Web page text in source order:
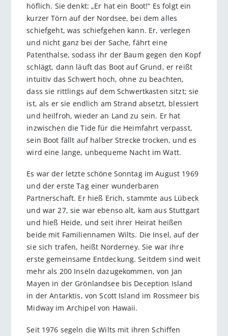
höflich. Sie denkt: „Er hat ein Boot!“ Es folgt ein
kurzer Törn auf der Nordsee, bei dem alles
schiefgeht, was schiefgehen kann. Er, verlegen
und nicht ganz bei der Sache, fährt eine
Patenthalse, sodass ihr der Baum gegen den Kopf
schlägt, dann läuft das Boot auf Grund, er reißt
intuitiv das Schwert hoch, ohne zu beachten,
dass sie rittlings auf dem Schwertkasten sitzt; sie
ist, als er sie endlich am Strand absetzt, blessiert
und heilfroh, wieder an Land zu sein. Er hat
inzwischen die Tide für die Heimfahrt verpasst,
sein Boot fällt auf halber Strecke trocken, und es
wird eine lange, unbequeme Nacht im Watt.
Es war der letzte schöne Sonntag im August 1969
und der erste Tag einer wunderbaren
Partnerschaft. Er hieß Erich, stammte aus Lübeck
und war 27, sie war ebenso alt, kam aus Stuttgart
und hieß Heide, und seit ihrer Heirat heißen
beide mit Familiennamen Wilts. Die Insel, auf der
sie sich trafen, heißt Norderney. Sie war ihre
erste gemeinsame Entdeckung. Seitdem sind weit
mehr als 200 Inseln dazugekommen, von Jan
Mayen in der Grönlandsee bis Deception Island
in der Antarktis, von Scott Island im Rossmeer bis
Midway im Archipel von Hawaii.
Seit 1976 segeln die Wilts mit ihren Schiffen